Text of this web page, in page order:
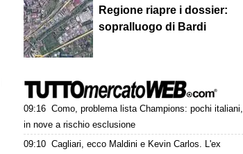
Regione riapre i dossier:
sopralluogo di Bardi
09:16 Como, problema lista Champions: pochi italiani,
in nove a rischio esclusione
09:10 Cagliari, ecco Maldini e Kevin Carlos. L'ex